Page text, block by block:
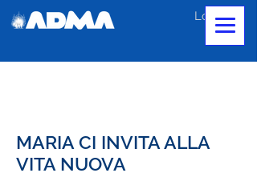
Log In
MARIA CI INVITA ALLA
VITA NUOVA